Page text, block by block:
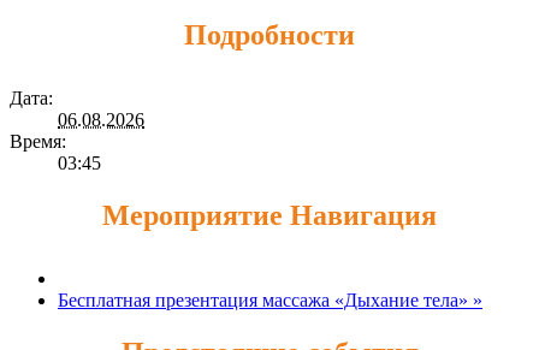
Подробности
Дата:
06.08.2026
Время:
03:45
Мероприятие Навигация
Бесплатная презентация массажа «Дыхание тела» »